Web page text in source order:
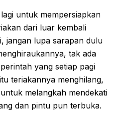
untuk mempersiapkan
dari luar kembali
jangan lupa sarapan dulu
tak ada
yang setiap pagi
teriakannya menghilang,
melangkah mendekati
dan pintu pun terbuka.